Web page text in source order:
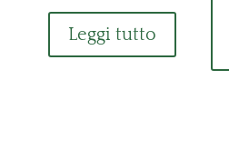
Leggi tutto